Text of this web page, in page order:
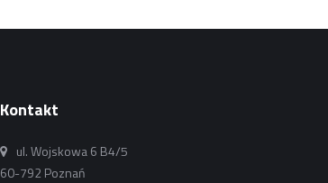
Kontakt
ul. Wojskowa 6 B4/5
60-792 Poznań